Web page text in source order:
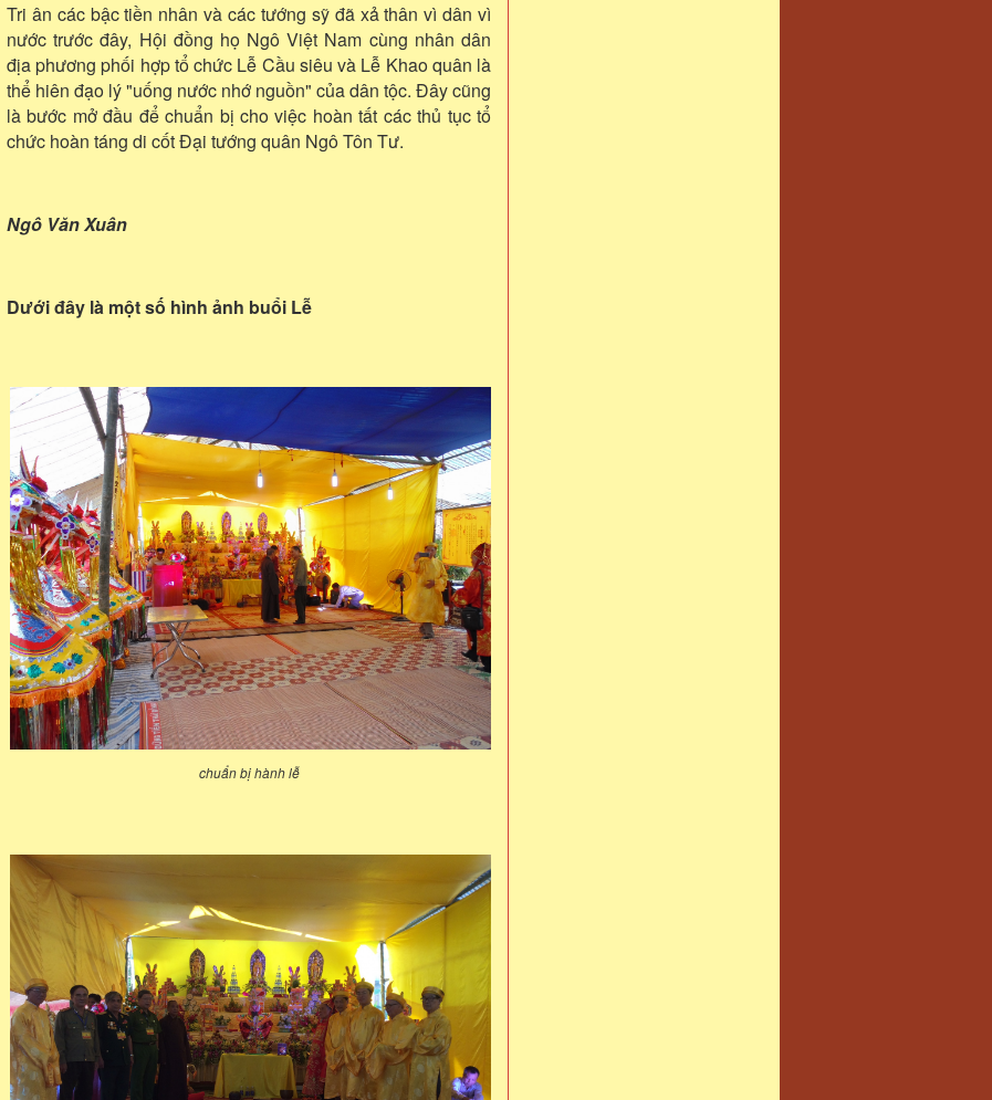
Tri ân các bậc tiền nhân và các tướng sỹ đã xả thân vì dân vì
nước trước đây, Hội đồng họ Ngô Việt Nam cùng nhân dân
địa phương phối hợp tổ chức Lễ Cầu siêu và Lễ Khao quân là
thể hiên đạo lý "uống nước nhớ nguồn" của dân tộc. Đây cũng
là bước mở đầu để chuẩn bị cho việc hoàn tất các thủ tục tổ
chức hoàn táng di cốt Đại tướng quân Ngô Tôn Tư.
Ngô Văn Xuân
Dưới đây là một số hình ảnh buổi Lễ
chuẩn bị hành lễ